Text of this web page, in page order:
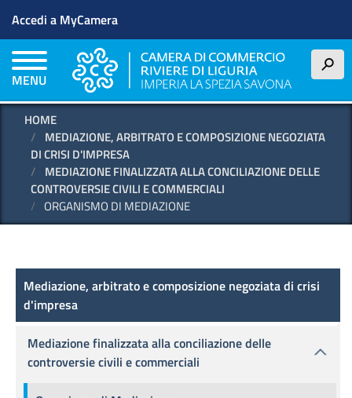
contenuto
principale
Menu profilo utente
Accedi a MyCamera
MENU
h
HOME
MEDIAZIONE, ARBITRATO E COMPOSIZIONE NEGOZIATA
DI CRISI D'IMPRESA
MEDIAZIONE FINALIZZATA ALLA CONCILIAZIONE DELLE
CONTROVERSIE CIVILI E COMMERCIALI
ORGANISMO DI MEDIAZIONE
Mediazione, arbitrato e composizione
Mediazione, arbitrato e composizione negoziata di crisi
d'impresa
Mediazione finalizzata alla conciliazione delle
controversie civili e commerciali